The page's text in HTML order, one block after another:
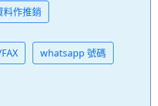
料作推銷
whatsapp 號碼